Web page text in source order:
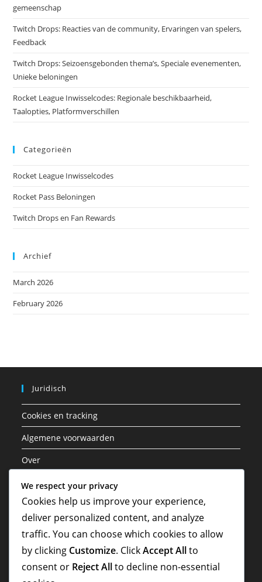
gemeenschap
Twitch Drops: Reacties van de community, Ervaringen van spelers,
Feedback
Twitch Drops: Seizoensgebonden thema’s, Speciale evenementen,
Unieke beloningen
Rocket League Inwisselcodes: Regionale beschikbaarheid,
Taalopties, Platformverschillen
Categorieën
Rocket League Inwisselcodes
Rocket Pass Beloningen
Twitch Drops en Fan Rewards
Archief
March 2026
February 2026
Juridisch
Cookies en tracking
Algemene voorwaarden
Over
Privacybeleid
Neem contact met ons op
Zoeken
We respect your privacy
Cookies help us improve your experience,
deliver personalized content, and analyze
traffic. You can choose which cookies to allow
by clicking Customize. ClickAccept Allto
consent or Reject Allto decline non-essential